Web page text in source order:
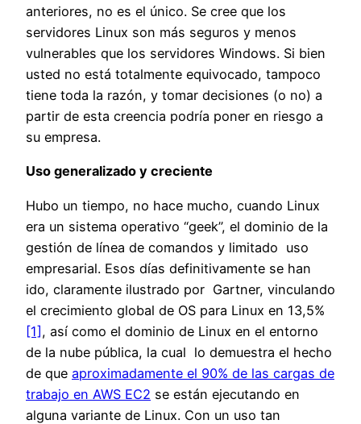
anteriores, no es el único. Se cree que los
servidores Linux son más seguros y menos
vulnerables que los servidores Windows. Si bien
usted no está totalmente equivocado, tampoco
tiene toda la razón, y tomar decisiones (o no) a
partir de esta creencia podría poner en riesgo a
su empresa.
Uso generalizado y creciente
Hubo un tiempo, no hace mucho, cuando Linux
era un sistema operativo “geek”, el dominio de la
gestión de línea de comandos y limitado uso
empresarial. Esos días definitivamente se han
ido, claramente ilustrado por Gartner, vinculando
el crecimiento global de OS para Linux en 13,5%
[1], así como el dominio de Linux en el entorno
de la nube pública, la cual lo demuestra el hecho
de que aproximadamente el 90% de las cargas de
trabajo en AWS EC2 se están ejecutando en
alguna variante de Linux. Con un uso tan